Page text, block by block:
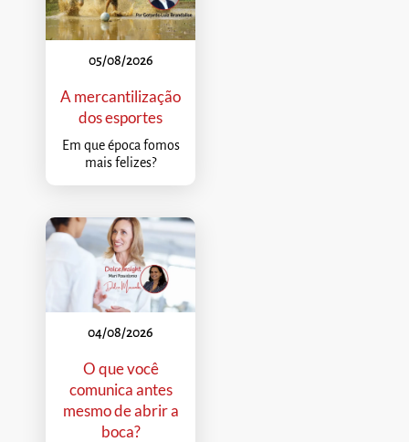
05/08/2026
A mercantilização
dos esportes
Em que época fomos
mais felizes?
04/08/2026
O que você
comunica antes
mesmo de abrir a
boca?